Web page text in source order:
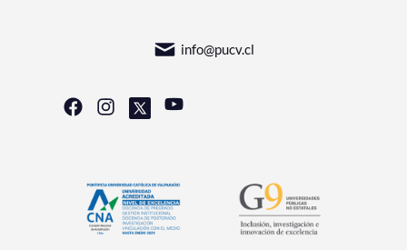
info@pucv.cl